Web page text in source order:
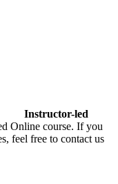
Instructor-led
Online course. If you
feel free to contact us